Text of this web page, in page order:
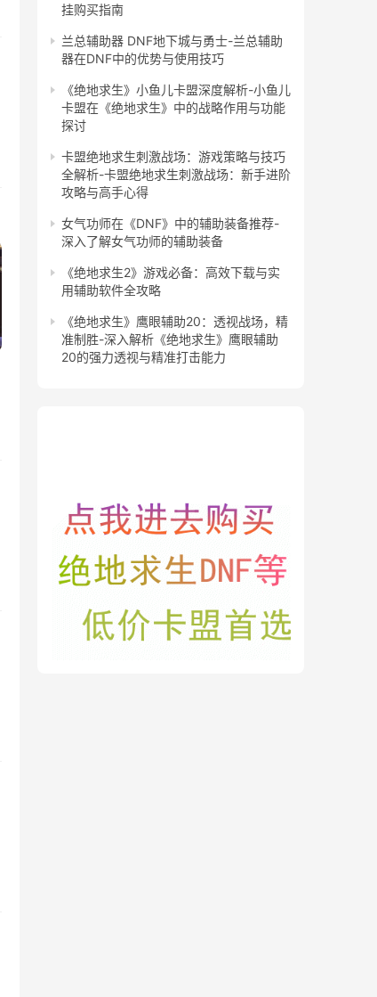
挂购买指南
兰总辅助器 DNF地下城与勇士-兰总辅助
器在DNF中的优势与使用技巧
《绝地求生》小鱼儿卡盟深度解析-小鱼儿
卡盟在《绝地求生》中的战略作用与功能
探讨
卡盟绝地求生刺激战场：游戏策略与技巧
全解析-卡盟绝地求生刺激战场：新手进阶
攻略与高手心得
女气功师在《DNF》中的辅助装备推荐-
深入了解女气功师的辅助装备
《绝地求生2》游戏必备：高效下载与实
用辅助软件全攻略
《绝地求生》鹰眼辅助20：透视战场，精
准制胜-深入解析《绝地求生》鹰眼辅助
20的强力透视与精准打击能力